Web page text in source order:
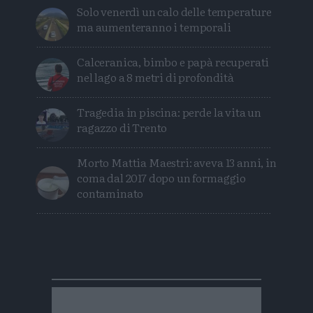
Solo venerdì un calo delle temperature
ma aumenteranno i temporali
Calceranica, bimbo e papà recuperati
nel lago a 8 metri di profondità
Tragedia in piscina: perde la vita un
ragazzo di Trento
Morto Mattia Maestri: aveva 13 anni, in
coma dal 2017 dopo un formaggio
contaminato